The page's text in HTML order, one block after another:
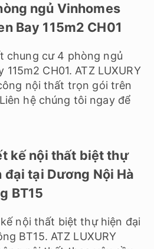
ngủ Vinhomes
Bay 115m2 CH01
chung cư 4 phòng ngủ
CH01. ATZ LUXURY
nội thất trọn gói trên
hệ chúng tôi ngay để
kế nội thất biệt thự
đại tại Dương Nội Hà
BT15
nội thất biệt thự hiện đại
BT15. ATZ LUXURY